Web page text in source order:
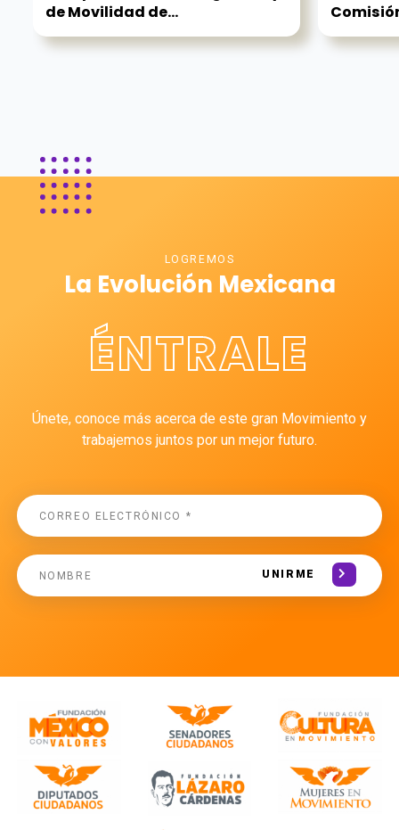
de Movilidad de...
LOGREMOS
La Evolución Mexicana
ÉNTRALE
Únete, conoce más acerca de este gran Movimiento y
trabajemos juntos por un mejor futuro.
UNIRME